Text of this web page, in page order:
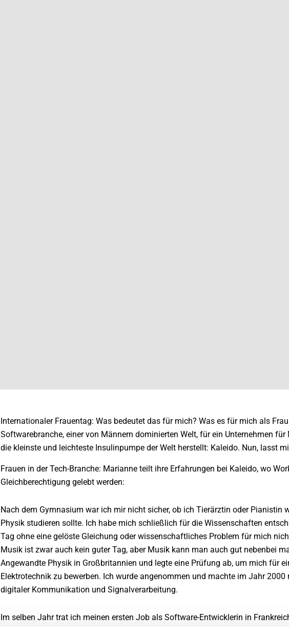
Internationaler Frauentag: Was bedeutet das für mich? Was es für mich als
Softwarebranche, einer von Männern dominierten Welt, für ein Unternehmen
die kleinste und leichteste Insulinpumpe der Welt herstellt: Kaleido. Nun, lasst
Frauen in der Tech-Branche: Marianne teilt ihre Erfahrungen bei Kaleido, wo
Gleichberechtigung gelebt werden:
Nach dem Gymnasium war ich mir nicht sicher, ob ich Tierärztin oder Pianistin
Physik studieren sollte. Ich habe mich schließlich für die Wissenschaften
Tag ohne eine gelöste Gleichung oder wissenschaftliches Problem für mich
Musik ist zwar auch kein guter Tag, aber Musik kann man auch gut nebenbei
Angewandte Physik in Großbritannien und legte eine Prüfung ab, um mich für
Elektrotechnik zu bewerben. Ich wurde angenommen und machte im Jahr
digitaler Kommunikation und Signalverarbeitung.
Im selben Jahr trat ich meinen ersten Job als Software-Entwicklerin in